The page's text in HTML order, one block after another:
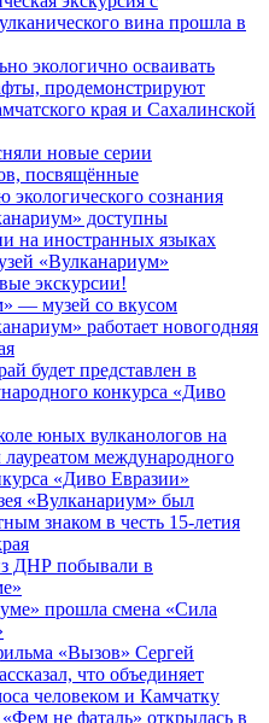
вина прошла в
экологично осваивать
продемонстрируют
края и Сахалинской
новые серии
посвящённые
сознания
доступны
на иностранных языках
«Вулканариум»
экскурсии!
— музей со вкусом
работает новогодняя
будет представлен в
конкурса «Диво
юных вулканологов на
лауреатом международного
«Диво Евразии»
«Вулканариум» был
знаком в честь 15-летия
ДНР побывали в
прошла смена «Сила
«Вызов» Сергей
что объединяет
человеком и Камчатку
не фаталь» открылась в